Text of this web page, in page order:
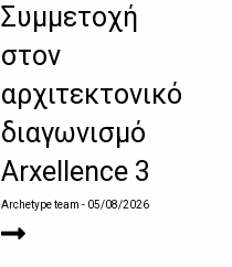
Συμμετοχή
στον
αρχιτεκτονικό
διαγωνισμό
Arxellence 3
Archetype team - 05/08/2026